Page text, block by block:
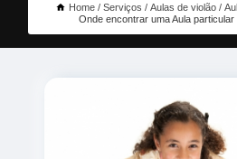
Home Serviços Aulas de violão
Onde encontrar uma Aula